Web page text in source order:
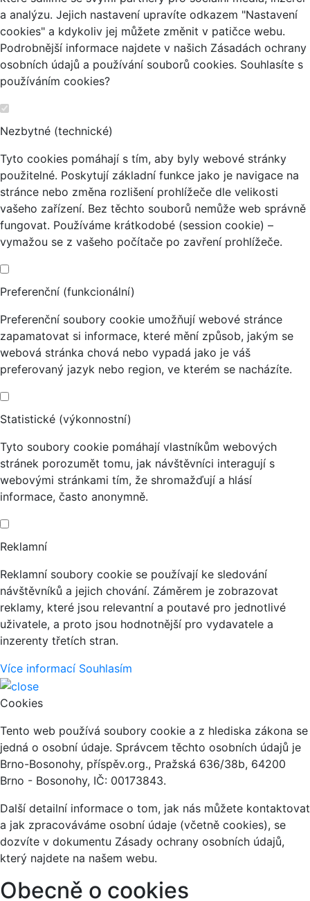
a analýzu. Jejich nastavení upravíte odkazem "Nastavení
cookies" a kdykoliv jej můžete změnit v patičce webu.
Podrobnější informace najdete v našich Zásadách ochrany
osobních údajů a používání souborů cookies. Souhlasíte s
používáním cookies?
Nezbytné (technické)
Tyto cookies pomáhají s tím, aby byly webové stránky
použitelné. Poskytují základní funkce jako je navigace na
stránce nebo změna rozlišení prohlížeče dle velikosti
vašeho zařízení. Bez těchto souborů nemůže web správně
fungovat. Používáme krátkodobé (session cookie) –
vymažou se z vašeho počítače po zavření prohlížeče.
Preferenční (funkcionální)
Preferenční soubory cookie umožňují webové stránce
zapamatovat si informace, které mění způsob, jakým se
webová stránka chová nebo vypadá jako je váš
preferovaný jazyk nebo region, ve kterém se nacházíte.
Statistické (výkonnostní)
Tyto soubory cookie pomáhají vlastníkům webových
stránek porozumět tomu, jak návštěvníci interagují s
webovými stránkami tím, že shromažďují a hlásí
informace, často anonymně.
Reklamní
Reklamní soubory cookie se používají ke sledování
návštěvníků a jejich chování. Záměrem je zobrazovat
reklamy, které jsou relevantní a poutavé pro jednotlivé
uživatele, a proto jsou hodnotnější pro vydavatele a
inzerenty třetích stran.
Více informací Souhlasím
Cookies
Tento web používá soubory cookie a z hlediska zákona se
jedná o osobní údaje. Správcem těchto osobních údajů je
Brno-Bosonohy, příspěv.org., Pražská 636/38b, 64200
Brno - Bosonohy, IČ: 00173843.
Další detailní informace o tom, jak nás můžete kontaktovat
a jak zpracováváme osobní údaje (včetně cookies), se
dozvíte v dokumentu Zásady ochrany osobních údajů,
který najdete na našem webu.
Obecně o cookies